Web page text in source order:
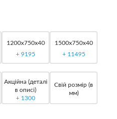
1200x750x40
+ 9195
1500x750x40
+ 11495
Акційна (деталі
в описі)
+ 1300
Свій розмір (в
мм)